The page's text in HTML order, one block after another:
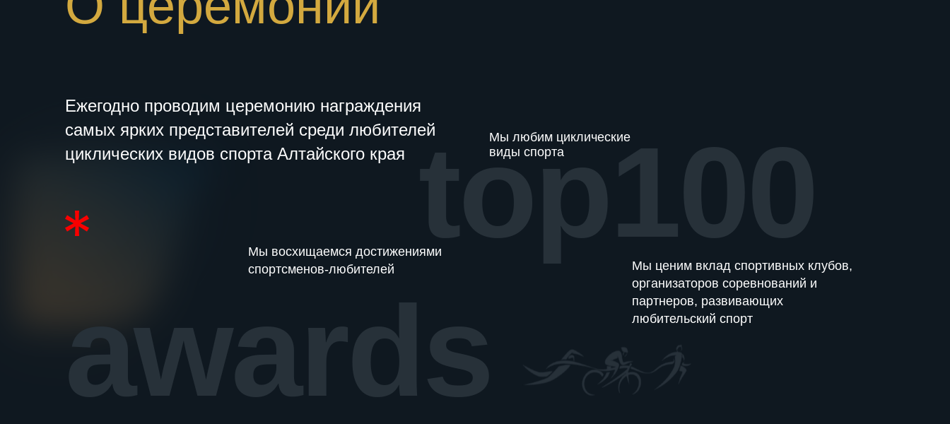
top100
awards
Ежегодно проводим церемонию награждения
самых ярких представителей среди любителей
циклических видов спорта Алтайского края
Мы любим циклические
виды спорта
Мы восхищаемся достижениями
спортсменов-любителей
Мы ценим вклад спортивных клубов,
организаторов соревнований и
партнеров, развивающих
любительский спорт